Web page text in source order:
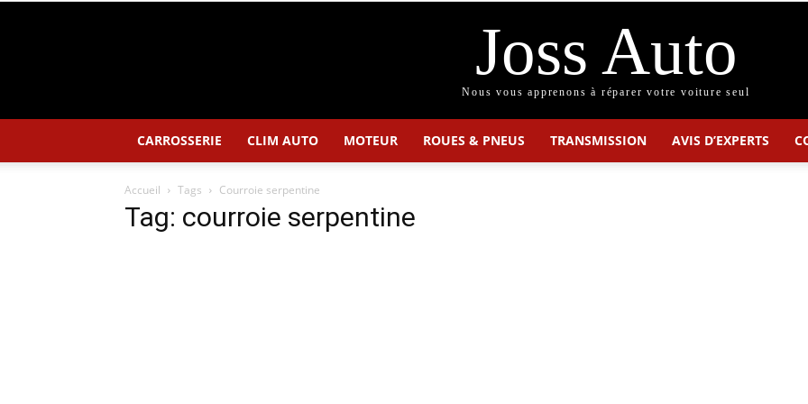
Joss Auto
Nous vous apprenons à réparer votre voiture seul
CARROSSERIE CLIM AUTO MOTEUR ROUES & PNEUS TRANSMISSION AVIS D’EXPERTS
Accueil Tags Courroie serpentine
Tag: courroie serpentine